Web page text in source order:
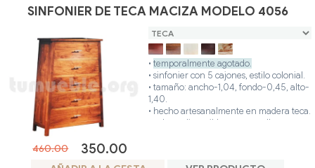
SINFONIER DE TECA MACIZA MODELO 4056
460.00 350.00
• temporalmente agotado.
• sinfonier con 5 cajones, estilo colonial.
• tamaño: ancho-1,04, fondo-0,45, alto-
1,40.
• hecho artesanalmente en madera teca.
• colores disponibles: teca, avellana,